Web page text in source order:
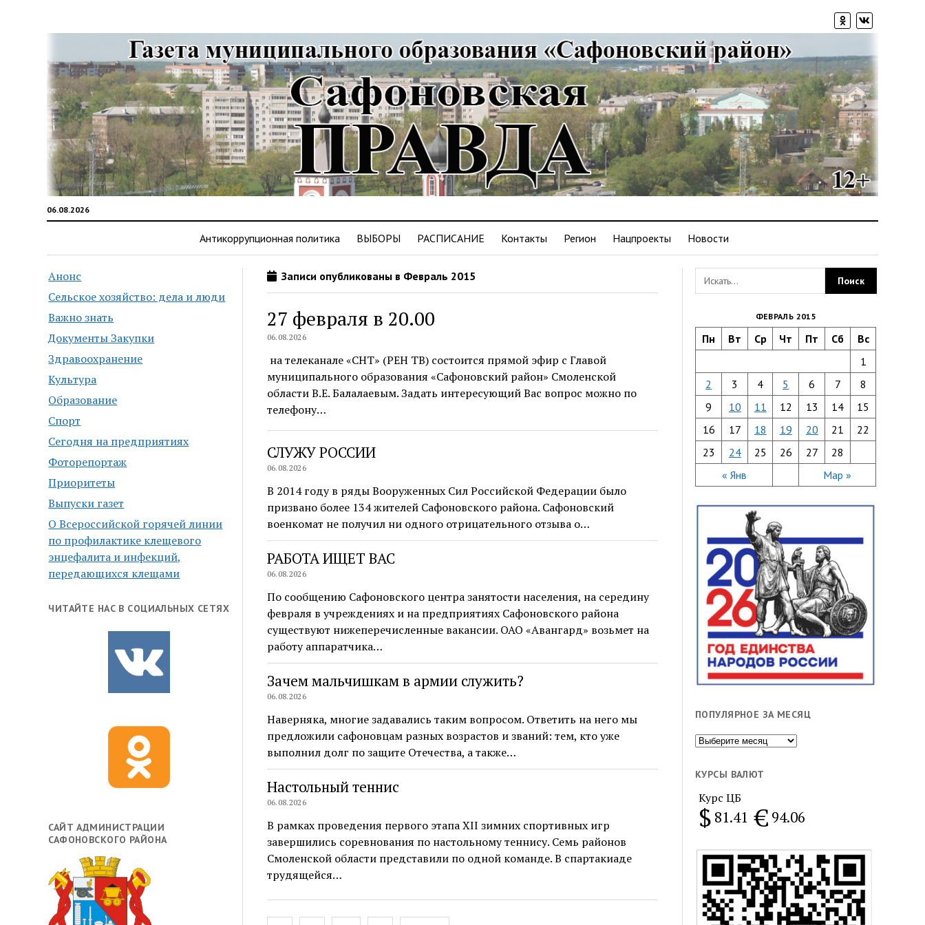
06.08.2026
Антикоррупционная политика ВЫБОРЫ РАСПИСАНИЕ Контакты Регион Нацпроекты Новости
Анонс
Сельское хозяйство: дела и люди
Важно знать
Документы Закупки
Здравоохранение
Культура
Образование
Спорт
Сегодня на предприятиях
Фоторепортаж
Приоритеты
Выпуски газет
О Всероссийской горячей линии
по профилактике клещевого
энцефалита и инфекций,
передающихся клещами
ЧИТАЙТЕ НАС В СОЦИАЛЬНЫХ СЕТЯХ
САЙТ АДМИНИСТРАЦИИ
САФОНОВСКОГО РАЙОНА
Записи опубликованы в Февраль 2015
27 февраля в 20.00
06.08.2026
на телеканале «СНТ» (РЕН ТВ) состоится прямой эфир с Главой
муниципального образования «Сафоновский район» Смоленской
области В.Е. Балалаевым. Задать интересующий Вас вопрос можно по
телефону…
СЛУЖУ РОССИИ
06.08.2026
В 2014 году в ряды Вооруженных Сил Российской Федерации было
призвано более 134 жителей Сафоновского района. Сафоновский
военкомат не получил ни одного отрицательного отзыва о…
РАБОТА ИЩЕТ ВАС
06.08.2026
По сообщению Сафоновского центра занятости населения, на середину
февраля в учреждениях и на предприятиях Сафоновского района
существуют нижеперечисленные вакансии. ОАО «Авангард» возьмет на
работу аппаратчика…
Зачем мальчишкам в армии служить?
06.08.2026
Наверняка, многие задавались таким вопросом. Ответить на него мы
предложили сафоновцам разных возрастов и званий: тем, кто уже
выполнил долг по защите Отечества, а также…
Настольный теннис
06.08.2026
В рамках проведения первого этапа XII зимних спортивных игр
завершились соревнования по настольному теннису. Семь районов
Смоленской области представили по одной команде. В спартакиаде
трудящейся…
ФЕВРАЛЬ 2015
Пн Вт Ср Чт Пт Сб Вс
« Янв Мар »
1
2
3 4 5 6 7
8
9
10 11 12 13 14
15
16
17 18 19 20 21
22
23
24 25 26 27 28
ПОПУЛЯРНОЕ ЗА МЕСЯЦ
Популярное
месяц
КУРСЫ ВАЛЮТ
Курс ЦБ
$ 81.41 € 94.06